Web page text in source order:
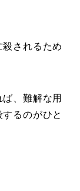
されるため
、難解な用
るのがひと